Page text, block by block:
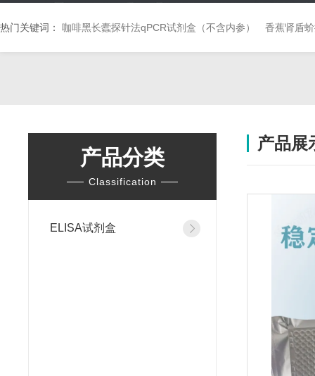
热门关键词： 咖啡黑长蠹探针法qPCR试剂盒（不含内参） 香蕉肾盾
产品分类
Classification
ELISA试剂盒
产品展